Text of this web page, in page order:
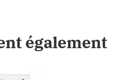
également